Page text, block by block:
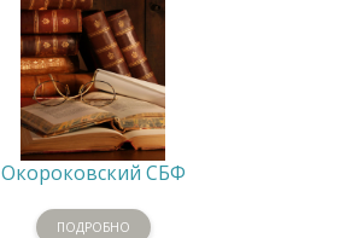
Окороковский СБФ
ПОДРОБНО